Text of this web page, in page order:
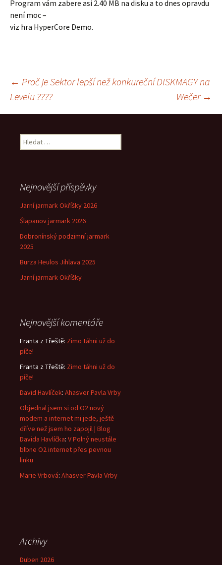
Program vám zabere asi 2.40 MB na disku a to dnes opravdu
není moc –
viz hra HyperCore Demo.
Navigace
pro
příspěvek
← Proč je Sektor lepší než konkureční DISKMAGY na
Levelu ????
Wečer →
Vyhledávání
Nejnovější příspěvky
Jarní jarmark Okříšky 2026
Šlapanov jarmark 2026
Dobronínský podzimní jarmark
2025
Burza Heulos Jihlava 2025
Jarní jarmark Okříšky
Nejnovější komentáře
Franta z Třeště: Zimo táhni už do
píče!
Franta z Třeště: Zimo táhni už do
píče!
David Havlíček: Ahasver Pavla Vrby
Objednal jsem si od O2 nový
modem a internet mi jede, ještě
dříve než jsem ho zapojil | Blog
Davida Havlíčka: V Polný neustále
blbne O2 internet přes pevnou
linku
Marie Vrbová: Ahasver Pavla Vrby
Archivy
Duben 2026